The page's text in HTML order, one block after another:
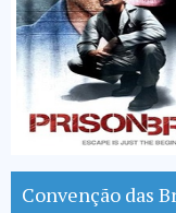
Convenção das